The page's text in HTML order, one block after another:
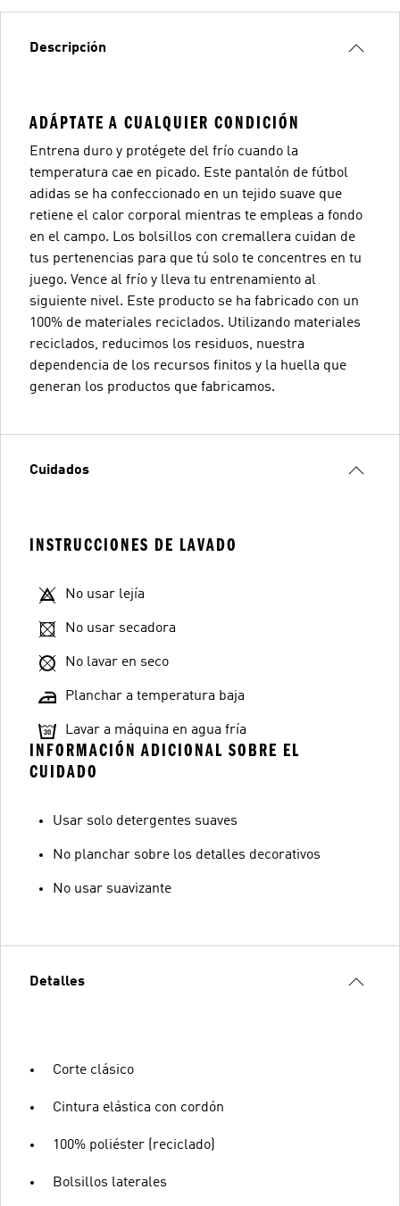
Descripción
ADÁPTATE A CUALQUIER CONDICIÓN
Entrena duro y protégete del frío cuando la
temperatura cae en picado. Este pantalón de fútbol
adidas se ha confeccionado en un tejido suave que
retiene el calor corporal mientras te empleas a fondo
en el campo. Los bolsillos con cremallera cuidan de
tus pertenencias para que tú solo te concentres en tu
juego. Vence al frío y lleva tu entrenamiento al
siguiente nivel. Este producto se ha fabricado con un
100% de materiales reciclados. Utilizando materiales
reciclados, reducimos los residuos, nuestra
dependencia de los recursos finitos y la huella que
generan los productos que fabricamos.
Cuidados
INSTRUCCIONES DE LAVADO
No usar lejía
No usar secadora
No lavar en seco
Planchar a temperatura baja
Lavar a máquina en agua fría
INFORMACIÓN ADICIONAL SOBRE EL
CUIDADO
Usar solo detergentes suaves
No planchar sobre los detalles decorativos
No usar suavizante
Detalles
Corte clásico
Cintura elástica con cordón
100% poliéster (reciclado)
Bolsillos laterales